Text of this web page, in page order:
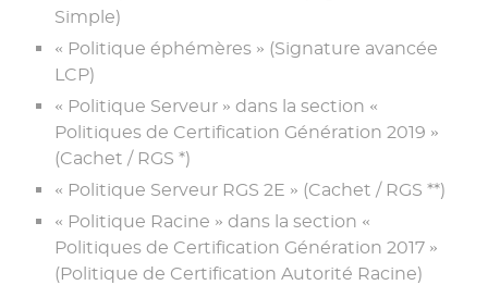
Simple)
« Politique éphémères » (Signature avancée
LCP)
« Politique Serveur » dans la section «
Politiques de Certification Génération 2019 »
(Cachet / RGS *)
« Politique Serveur RGS 2E » (Cachet / RGS **)
« Politique Racine » dans la section «
Politiques de Certification Génération 2017 »
(Politique de Certification Autorité Racine)